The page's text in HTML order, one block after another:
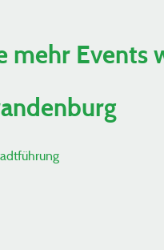
mehr Events